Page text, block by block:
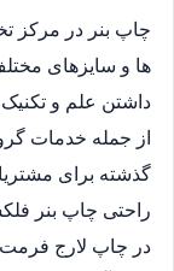
چاپ بنر در مرکز
ها و سایزهای
داشتن علم و
از جمله خدمات
گذشته برای
راحتی چاپ بنر
در چاپ لارج